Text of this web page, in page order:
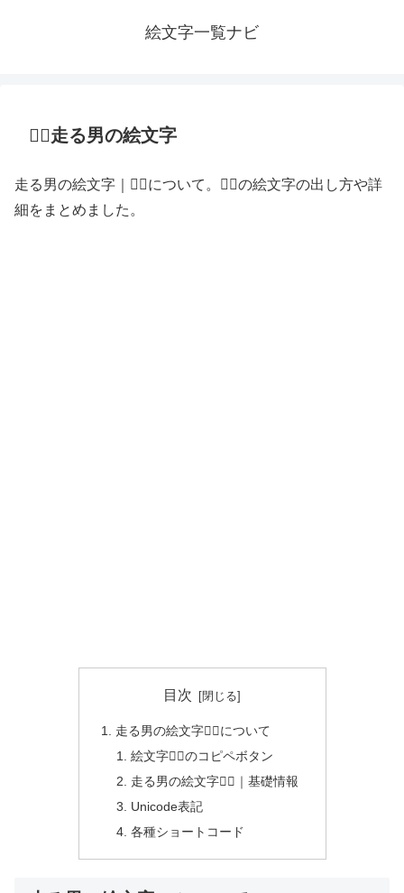
絵文字一覧ナビ
🏃‍♂️走る男の絵文字
走る男の絵文字｜🏃‍♂️について。🏃‍♂️の絵文字の出し方や詳
細をまとめました。
目次
走る男の絵文字🏃‍♂️について
絵文字🏃‍♂️のコピペボタン
走る男の絵文字🏃‍♂️｜基礎情報
Unicode表記
各種ショートコード